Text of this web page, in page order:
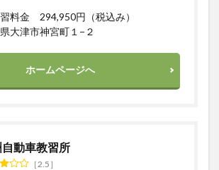
料金 294,950円（税込み）
大津市神宮町１−２
ホームページへ
自動車教習所
2.5